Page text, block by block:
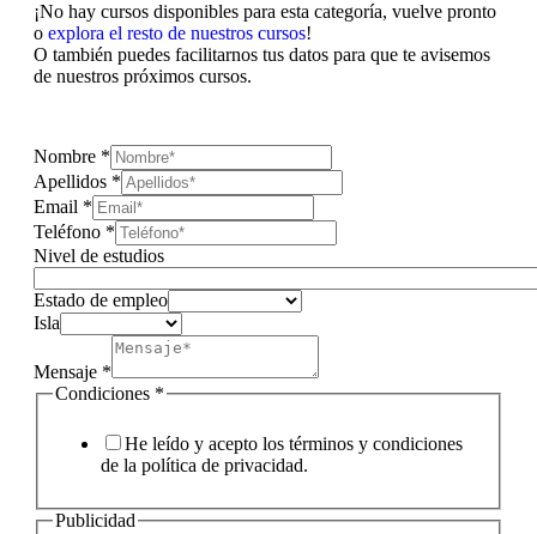
¡No hay cursos disponibles para esta categoría, vuelve pronto
o explora el resto de nuestros cursos!
O también puedes facilitarnos tus datos para que te avisemos
de nuestros próximos cursos.
Nombre *
Apellidos *
Email *
Teléfono *
Nivel de estudios
Estado de empleo
Isla
Mensaje *
Condiciones *
He leído y acepto los términos y condiciones
de la política de privacidad.
Publicidad